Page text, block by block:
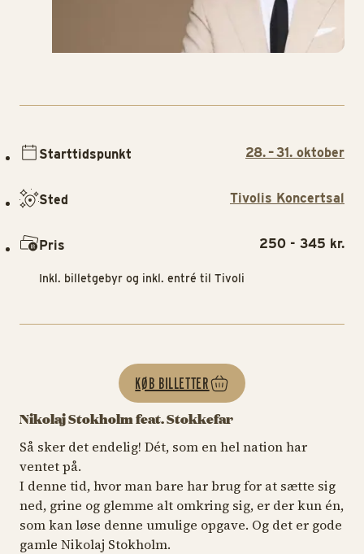
Nikolaj Stokholm feat. Stokkefar
Så sker det endelig! Dét, som en hel nation har
ventet på.
I denne tid, hvor man bare har brug for at sætte sig
ned, grine og glemme alt omkring sig, er der kun én,
som kan løse denne umulige opgave. Og det er gode
gamle Nikolaj Stokholm.
Starttidspunkt 28. – 31. oktober
Sted Tivolis Koncertsal
Pris 250 - 345 kr.
Inkl. billetgebyr og inkl. entré til Tivoli
KØB BILLETTER